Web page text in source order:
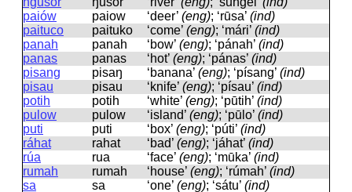
paiów
paiow ‘deer’ (eng); ‘rūsa’ (ind)
paituco
paituko ‘come’ (eng); ‘mári’ (ind)
panah
panah ‘bow’ (eng); ‘pánah’ (ind)
panas
panas ‘hot’ (eng); ‘pánas’ (ind)
pisang
pisaŋ ‘banana’ (eng); ‘písang’ (ind)
pisau
pisau ‘knife’ (eng); ‘písau’ (ind)
potih
potih ‘white’ (eng); ‘pūtih’ (ind)
pulow
pulow ‘island’ (eng); ‘pūlo’ (ind)
puti
puti ‘box’ (eng); ‘púti’ (ind)
ráhat
rahat ‘bad’ (eng); ‘jáhat’ (ind)
rúa
rua ‘face’ (eng); ‘mūka’ (ind)
rumah
rumah ‘house’ (eng); ‘rúmah’ (ind)
sa
sa ‘one’ (eng); ‘sátu’ (ind)